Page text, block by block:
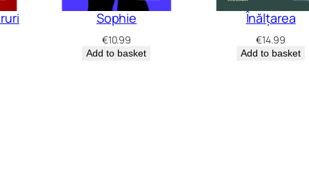
Sophie
€10.99
Add to basket
Înălțarea
€14.99
Add to basket